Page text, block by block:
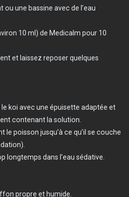
ou une bassine avec de l’eau
10 ml) de Medicalm pour 10
et laissez reposer quelques
koi avec une épuisette adaptée et
contenant la solution.
le poisson jusqu’à ce qu’il se couche
longtemps dans l’eau sédative.
propre et humide.